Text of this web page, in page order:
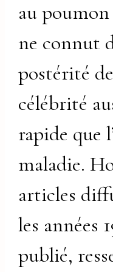
au
ne connut
postérité
célébrité
rapide que
maladie.
articles
les années
publié,